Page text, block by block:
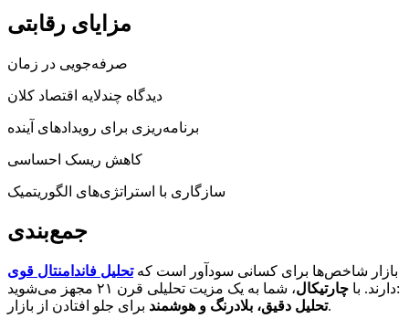
مزایای رقابتی
صرفه‌جویی در زمان
دیدگاه چندلایه اقتصاد کلان
برنامه‌ریزی برای رویدادهای آینده
کاهش ریسک احساسی
سازگاری با استراتژی‌های الگوریتمیک
جمع‌بندی
بازار شاخص‌ها برای کسانی سودآور است کهتحلیل فاندامنتال قوی
دارند. با چارتیکال
، شما به یک مزیت تحلیلی قرن ۲۱ مجهز می‌شوید:
تحلیل دقیق، بلادرنگ و هوشمندبرای جلو افتادن از بازار.